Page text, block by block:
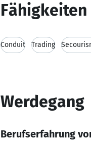
Conduit Trading
Werdegang
Berufserfahrung